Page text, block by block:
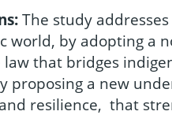
The study
world, by adopting a
that bridges
proposing a new
resilience, that